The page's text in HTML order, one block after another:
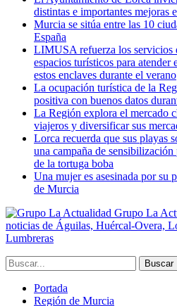
distintas e importantes mejoras
Murcia se sitúa entre las 10
España
LIMUSA refuerza los servicios
espacios turísticos para
estos enclaves durante el verano
La ocupación turística de la
positiva con buenos datos
La Región explora el mercado
viajeros y diversificar sus
Lorca recuerda que sus playas
una campaña de
de la tortuga boba
Una mujer es asesinada por su
de Murcia
Grupo La
noticias de Águilas, Huércal-Overa,
Lumbreras
Portada
Región de Murcia